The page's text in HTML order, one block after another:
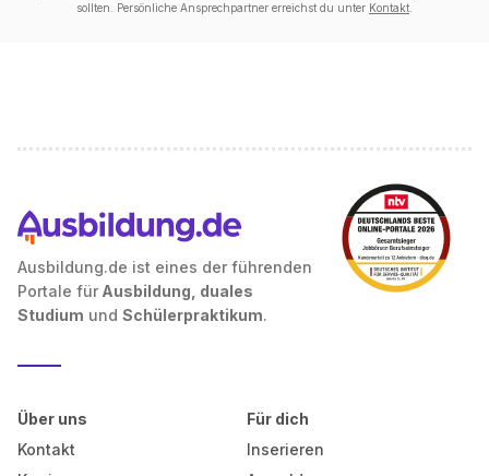
sollten. Persönliche Ansprechpartner erreichst du unter Kontakt
Ausbildung.de ist eines der führenden
Portale für Ausbildung, duales
Studium und Schülerpraktikum.
Über uns
Kontakt
Für dich
Inserieren